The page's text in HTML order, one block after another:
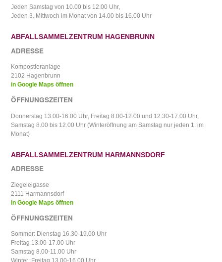
Jeden Samstag von 10.00 bis 12.00 Uhr,
Jeden 3. Mittwoch im Monat von 14.00 bis 16.00 Uhr
ABFALLSAMMELZENTRUM HAGENBRUNN
ADRESSE
Kompostieranlage
2102 Hagenbrunn
in Google Maps öffnen
ÖFFNUNGSZEITEN
Donnerstag 13.00-16.00 Uhr, Freitag 8.00-12.00 und 12.30-17.00 Uhr,
Samstag 8.00 bis 12.00 Uhr (Winteröffnung am Samstag nur jeden 1. im
Monat)
ABFALLSAMMELZENTRUM HARMANNSDORF
ADRESSE
Ziegeleigasse
2111 Harmannsdorf
in Google Maps öffnen
ÖFFNUNGSZEITEN
Sommer: Dienstag 16.30-19.00 Uhr
Freitag 13.00-17.00 Uhr
Samstag 8.00-11.00 Uhr